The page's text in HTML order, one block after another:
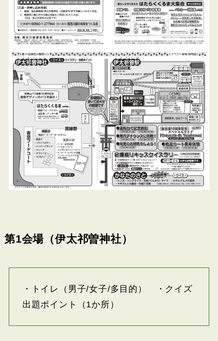
第1会場（伊太祁曽神社）
・トイレ（男子/女子/多目的） ・クイズ
出題ポイント（1か所）